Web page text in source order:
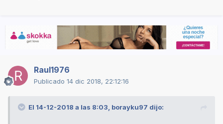
Raul1976
Publicado 14 dic 2018, 22:12:16
El 14-12-2018 a las 8:03, borayku97 dijo: